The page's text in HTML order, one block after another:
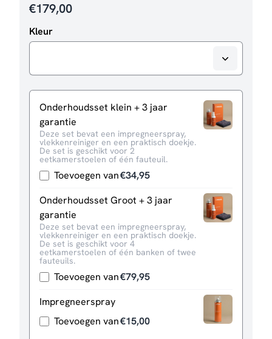
€179,00
Kleur
Onderhoudsset klein + 3 jaar
garantie
Deze set bevat een impregneerspray,
vlekkenreiniger en een praktisch doekje.
De set is geschikt voor 2
eetkamerstoelen of één fauteuil.
Toevoegen van€34,95
Onderhoudsset Groot + 3 jaar
garantie
Deze set bevat een impregneerspray,
vlekkenreiniger en een praktisch doekje.
De set is geschikt voor 4
eetkamerstoelen of één banken of twee
fauteuils.
Toevoegen van€79,95
Impregneerspray
Toevoegen van€15,00